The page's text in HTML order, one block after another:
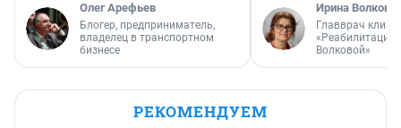
Олег Арефьев
Блогер, предприниматель,
владелец в транспортном
бизнесе
Ирина Волкова
Главврач
«Реабилитация
Волковой»
РЕКОМЕНДУЕМ